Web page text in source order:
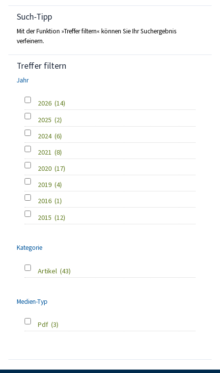
Such-Tipp
Mit der Funktion »Treffer filtern« können Sie Ihr Suchergebnis
verfeinern.
Treffer filtern
Jahr
2026 (14)
2025 (2)
2024 (6)
2021 (8)
2020 (17)
2019 (4)
2016 (1)
2015 (12)
Kategorie
Artikel (43)
Medien-Typ
Pdf (3)